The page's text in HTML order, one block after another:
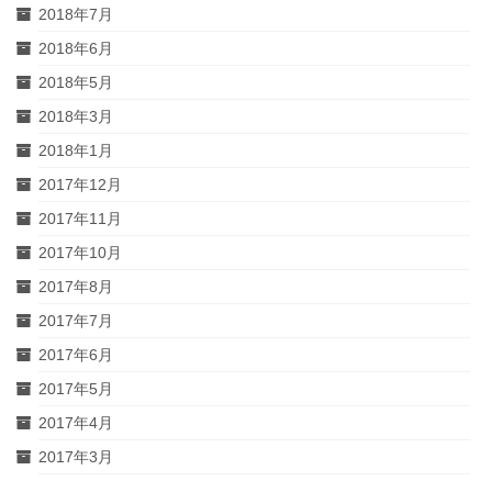
2018年7月
2018年6月
2018年5月
2018年3月
2018年1月
2017年12月
2017年11月
2017年10月
2017年8月
2017年7月
2017年6月
2017年5月
2017年4月
2017年3月